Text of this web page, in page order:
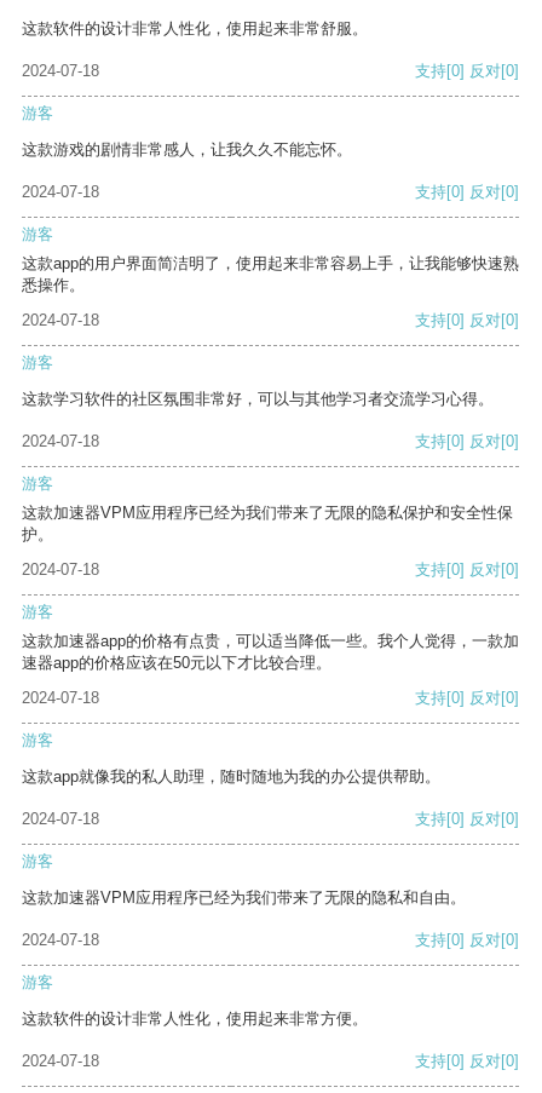
这款软件的设计非常人性化，使用起来非常舒服。
2024-07-18 支持[0] 反对[0]
游客
这款游戏的剧情非常感人，让我久久不能忘怀。
2024-07-18 支持[0] 反对[0]
游客
这款app的用户界面简洁明了，使用起来非常容易上手，让我能够快速熟
悉操作。
2024-07-18
支持[0] 反对[0]
游客
这款学习软件的社区氛围非常好，可以与其他学习者交流学习心得。
2024-07-18 支持[0] 反对[0]
游客
这款加速器VPM应用程序已经为我们带来了无限的隐私保护和安全性保
护。
2024-07-18
支持[0] 反对[0]
游客
这款加速器app的价格有点贵，可以适当降低一些。我个人觉得，一款加
速器app的价格应该在50元以下才比较合理。
2024-07-18
支持[0] 反对[0]
游客
这款app就像我的私人助理，随时随地为我的办公提供帮助。
2024-07-18 支持[0] 反对[0]
游客
这款加速器VPM应用程序已经为我们带来了无限的隐私和自由。
2024-07-18 支持[0] 反对[0]
游客
这款软件的设计非常人性化，使用起来非常方便。
2024-07-18 支持[0] 反对[0]